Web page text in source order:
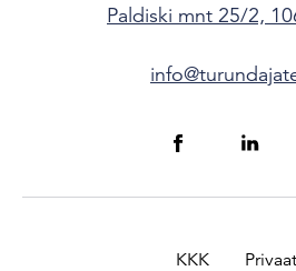
Paldiski mnt 25/2,
KKK